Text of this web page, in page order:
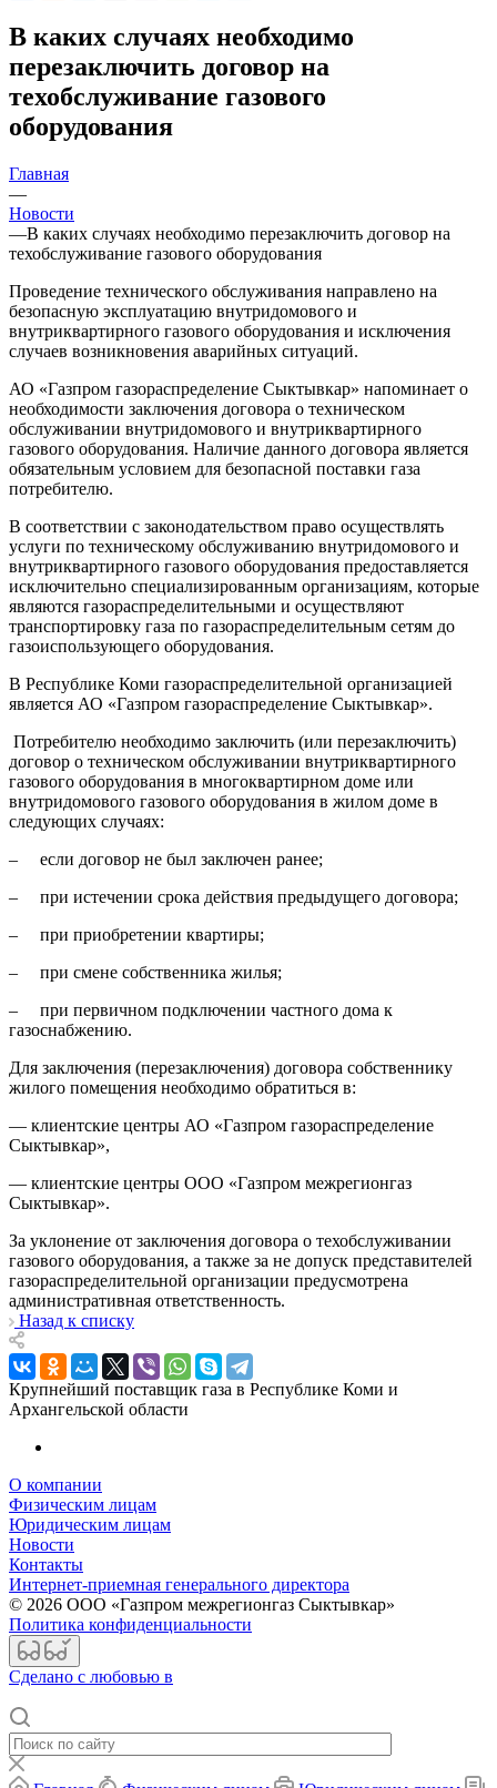
В каких случаях необходимо
перезаключить договор на
техобслуживание газового
оборудования
Главная
—
Новости
—В каких случаях необходимо перезаключить договор на
техобслуживание газового оборудования
Проведение технического обслуживания направлено на
безопасную эксплуатацию внутридомового и
внутриквартирного газового оборудования и исключения
случаев возникновения аварийных ситуаций.
АО «Газпром газораспределение Сыктывкар» напоминает о
необходимости заключения договора о техническом
обслуживании внутридомового и внутриквартирного
газового оборудования. Наличие данного договора является
обязательным условием для безопасной поставки газа
потребителю.
В соответствии с законодательством право осуществлять
услуги по техническому обслуживанию внутридомового и
внутриквартирного газового оборудования предоставляется
исключительно специализированным организациям, которые
являются газораспределительными и осуществляют
транспортировку газа по газораспределительным сетям до
газоиспользующего оборудования.
В Республике Коми газораспределительной организацией
является АО «Газпром газораспределение Сыктывкар».
Потребителю необходимо заключить (или перезаключить)
договор о техническом обслуживании внутриквартирного
газового оборудования в многоквартирном доме или
внутридомового газового оборудования в жилом доме в
следующих случаях:
– если договор не был заключен ранее;
– при истечении срока действия предыдущего договора;
– при приобретении квартиры;
– при смене собственника жилья;
– при первичном подключении частного дома к
газоснабжению.
Для заключения (перезаключения) договора собственнику
жилого помещения необходимо обратиться в:
— клиентские центры АО «Газпром газораспределение
Сыктывкар»,
— клиентские центры ООО «Газпром межрегионгаз
Сыктывкар».
За уклонение от заключения договора о техобслуживании
газового оборудования, а также за не допуск представителей
газораспределительной организации предусмотрена
административная ответственность.
Назад к списку
Крупнейший поставщик газа в Республике Коми и
Архангельской области
О компании
Физическим лицам
Юридическим лицам
Новости
Контакты
Интернет-приемная генерального директора
© 2026 ООО «Газпром межрегионгаз Сыктывкар»
Политика конфиденциальности
Cделано с любовью в